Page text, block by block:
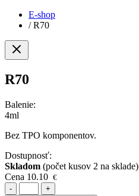
E-shop
/ R70
R70
Balenie:
4ml
Bez TPO komponentov.
Dostupnosť:
Skladom (počet kusov 2 na sklade)
Cena 10.10 €
-
+